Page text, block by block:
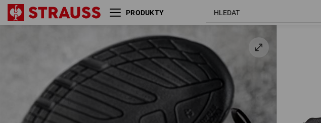
PRODUKTY
S1 Bezpečnostní obuv e.s.
36